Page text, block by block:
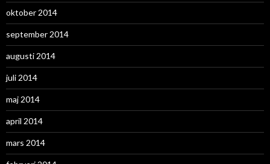
oktober 2014
september 2014
augusti 2014
juli 2014
maj 2014
april 2014
mars 2014